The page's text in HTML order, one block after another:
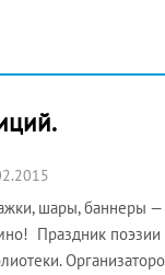
шары, баннеры —
Праздник поэзии